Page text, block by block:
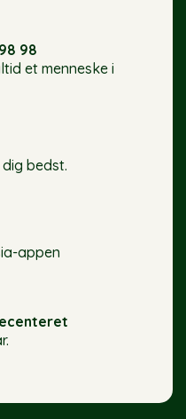
98
et menneske i
bedst.
appen